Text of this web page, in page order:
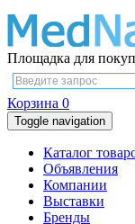
Площадка для
Корзина 0
Toggle navigation
Каталог
Объявления
Компании
Выставки
Бренды